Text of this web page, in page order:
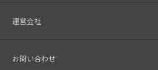
運営会社
お問い合わせ